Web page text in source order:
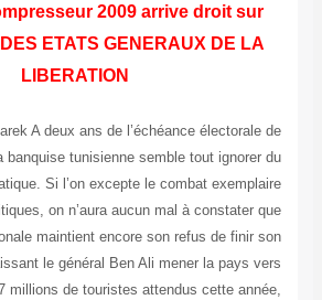
2009 arrive droit sur
ETATS GENERAUX DE LA
LIBERATION
A deux ans de l’échéance électorale de
banquise tunisienne semble tout ignorer du
Si l’on excepte le combat exemplaire
on n’aura aucun mal à constater que
maintient encore son refus de finir son
le général Ben Ali mener la pays vers
millions de touristes attendus cette année,